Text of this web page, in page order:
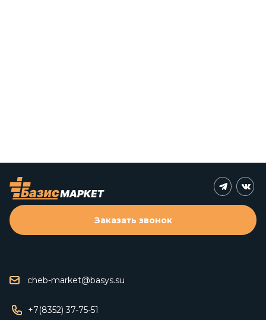
cheb-market@basys.su
+7(8352) 37-75-51
Заказать звонок